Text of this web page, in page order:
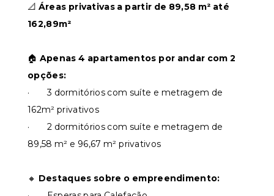
📐 Áreas privativas a partir de 89,58 m² até
162,89m²
🏠 Apenas 4 apartamentos por andar com 2
opções:
· 3 dormitórios com suíte e metragem de
162m² privativos
· 2 dormitórios com suíte e metragem de
89,58 m² e 96,67 m² privativos
🔸️ Destaques sobre o empreendimento: